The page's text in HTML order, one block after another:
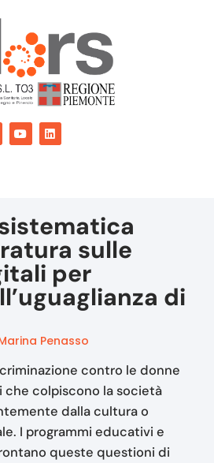
sulle
per
di
Penasso
contro le donne
che colpiscono la società
dalla cultura o
I programmi educativi e
queste questioni di